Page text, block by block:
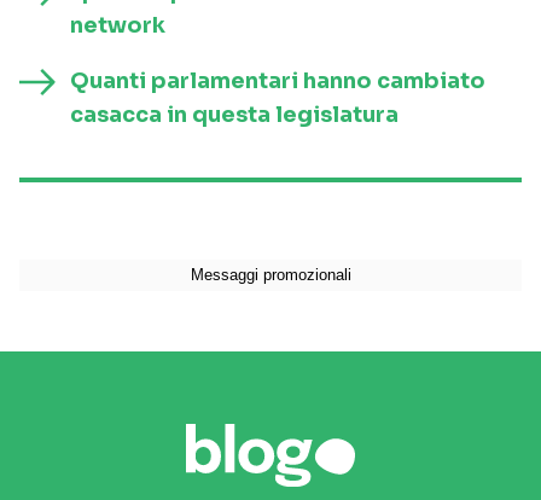
network
Quanti parlamentari hanno cambiato
casacca in questa legislatura